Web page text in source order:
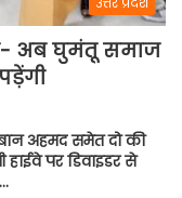
अब घुमंतू समाज
अहमद समेत दो की
पर डिवाइडर से